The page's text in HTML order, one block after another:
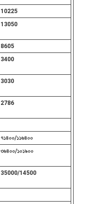
10225
13050
8605
3400
3030
2786
৭১৪০০/১১৬৪০০
৩৬৪০০/১০১৯০০
35000/14500